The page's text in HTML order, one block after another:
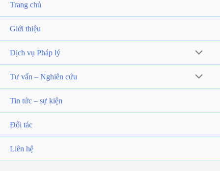
Trang chủ
Giới thiệu
Dịch vụ Pháp lý
Tư vấn – Nghiên cứu
Tin tức – sự kiện
Đối tác
Liên hệ